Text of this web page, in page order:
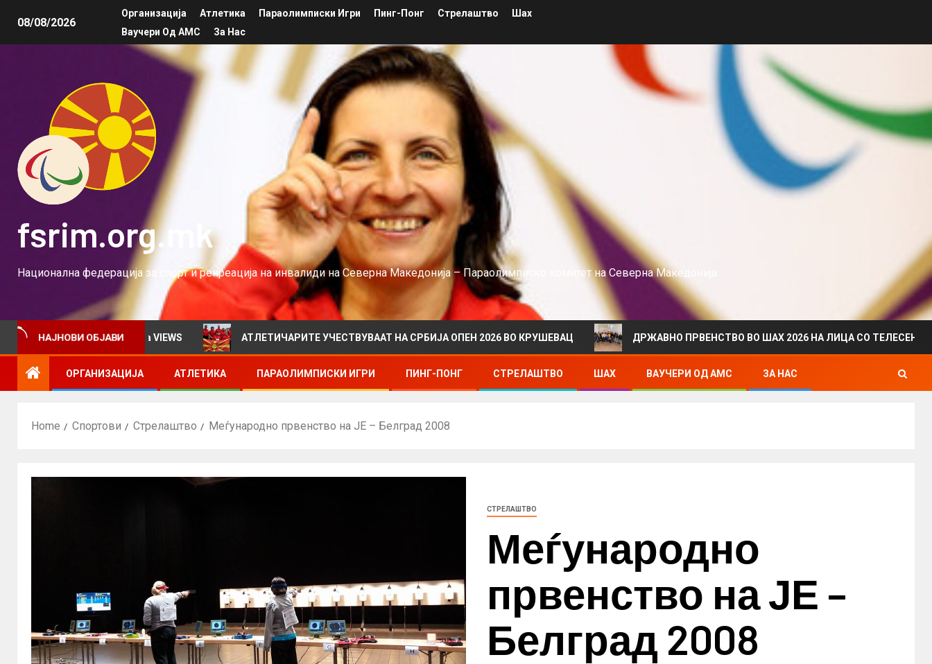
08/08/2026
Организација Атлетика Параолимписки Игри Пинг-Понг Стрелаштво
Шах
Ваучери Од АМС
За Нас
fsrim.org.mk
Национална федерација за спорт и рекреација на инвалиди на Северна Македонија – Параолимписко комитет на Северна Македонија
НАЈНОВИ ОБЈАВИ
билтен за VIEWS АТЛЕТИЧАРИТЕ УЧЕСТВУВААТ НА СРБИЈА ОПЕН 2026 ВО КРУШЕВАЦ ДРЖАВНО ПРВЕНСТВО ВО ШАХ 2026 НА ЛИЦА СО ТЕЛЕСЕН
ОРГАНИЗАЦИЈА АТЛЕТИКА ПАРАОЛИМПИСКИ ИГРИ ПИНГ-ПОНГ СТРЕЛАШТВО ШАХ ВАУЧЕРИ ОД АМС ЗА НАС
Home Спортови Стрелаштво Меѓународно првенство на ЈЕ – Белград 2008
СТРЕЛАШТВО
Меѓународно
првенство на ЈЕ –
Белград 2008